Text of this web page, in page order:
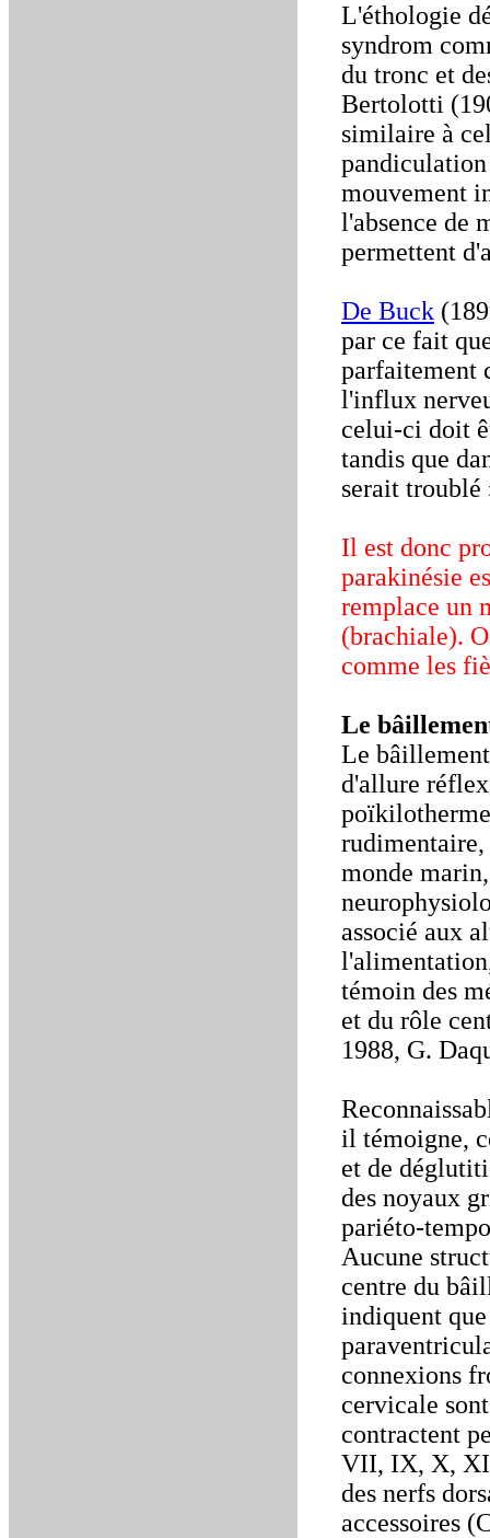
L'éthologie
syndrom
du tronc et
Bertolotti
similaire à
mouvement
l'absence de
permettent
De Buck
par ce fait
parfaitement
l'influx
celui-ci doit
tandis que
serait troublé
Il est donc
parakinésie
remplace un
(brachiale).
comme les
Le
Le
d'allure
rudimentaire,
monde
associé aux
témoin des
et du rôle
1988, G.
il témoigne,
et de
des noyaux
pariéto-
Aucune
centre du
indiquent
connexions
cervicale
contractent
VII, IX, X,
des nerfs
accessoires